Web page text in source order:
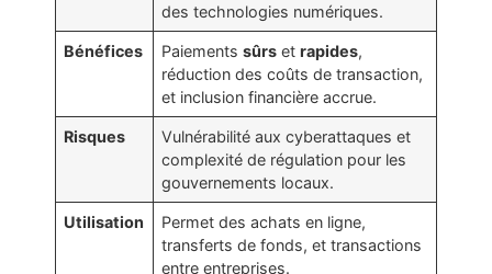
des technologies numériques.
Bénéfices Paiementssûrs etrapides,
réduction des coûts de transaction,
et inclusion financière accrue.
Risques
Vulnérabilité aux cyberattaques et
complexité de régulation pour les
gouvernements locaux.
Utilisation
Permet des achats en ligne,
transferts de fonds, et transactions
entre entreprises.